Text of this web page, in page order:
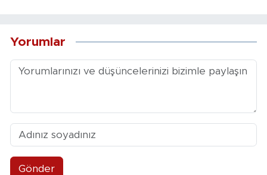
Yorumlar
Gönder